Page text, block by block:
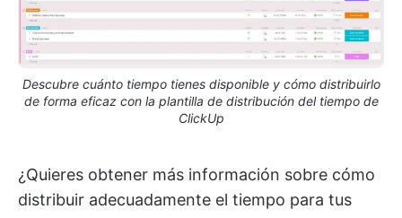
Descubre cuánto tiempo tienes disponible y cómo distribuirlo
de forma eficaz con la plantilla de distribución del tiempo de
ClickUp
¿Quieres obtener más información sobre cómo
distribuir adecuadamente el tiempo para tus